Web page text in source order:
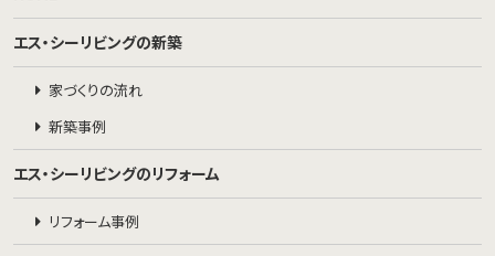
エス・シーリビングの新築
家づくりの流れ
新築事例
エス・シーリビングのリフォーム
リフォーム事例